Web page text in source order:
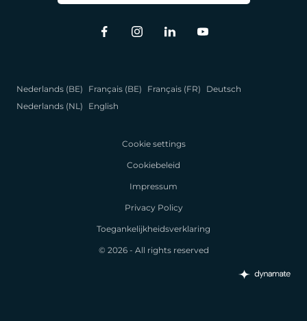
Nederlands (BE) Français (BE) Français (FR)
Deutsch
Nederlands (NL)
English
Cookie settings
Cookiebeleid
Impressum
Privacy Policy
Toegankelijkheidsverklaring
© 2026 - All rights reserved